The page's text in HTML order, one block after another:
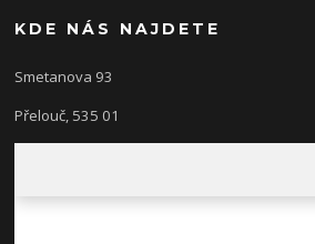
KDE NÁS NAJDETE
Smetanova 93
Přelouč, 535 01